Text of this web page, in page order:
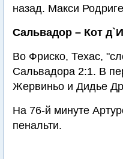
назад. Макси
Сальвадор – Кот
Во Фриско, Техас,
Сальвадора 2:1. В
Жервиньо и Дидье
На 76-й минуте
пенальти.